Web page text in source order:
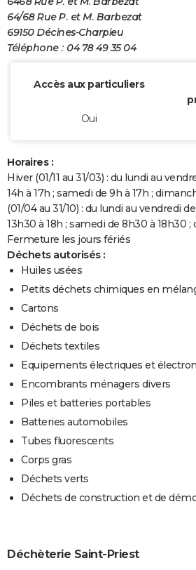
64/68 Rue P. et M. Barbezat
69150 Décines-Charpieu
Téléphone : 04 78 49 35 04
Accès aux particuliers
Oui
Horaires :
Hiver (01/11 au 31/03) : du lundi au
14h à 17h ; samedi de 9h à 17h ;
(01/04 au 31/10) : du lundi au vendredi
13h30 à 18h ; samedi de 8h30 à 18h30
Fermeture les jours fériés
Déchets autorisés :
Huiles usées
Petits déchets chimiques en
Cartons
Déchets de bois
Déchets textiles
Equipements électriques et
Encombrants ménagers divers
Piles et batteries portables
Batteries automobiles
Tubes fluorescents
Corps gras
Déchets verts
Déchets de construction et de
Déchèterie Saint-Priest